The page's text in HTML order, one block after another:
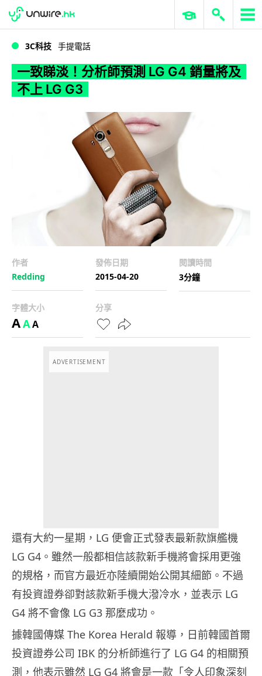
WWDC 2026 ERP 與商業 AI
3C科技 手提電話
一致睇淡！分析師預測 LG G4 銷量將及
不上 LG G3
作者
Redding
發佈日期
2015-04-20
閱讀時間
3分鐘
字體大小
AAA
分享
ADVERTISEMENT
還有大約一星期，LG 便會正式發表最新款旗艦機
LG G4。雖然一般都相信該款新手機將會採用更強
的規格，而官方最近亦陸續開始公開其細節。不過
有投資證券卻對該款新手機大潑冷水，並表示 LG
G4 將不會像 LG G3 那麼成功。
據韓國傳媒 The Korea Herald 報導，日前韓國首爾
投資證券公司 IBK 的分析師進行了 LG G4 的相關預
測，他表示雖然 LG G4 將會是一款「令人印象深刻